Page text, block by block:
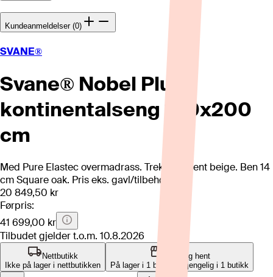
Kundeanmeldelser (0)
SVANE®
Svane® Nobel Plus
kontinentalseng 180x200
cm
Med Pure Elastec overmadrass. Trekk Moment beige. Ben 14
cm Square oak. Pris eks. gavl/tilbehør.
20 849,50 kr
Førpris:
41 699,00 kr
Tilbudet gjelder t.o.m. 10.8.2026
Nettbutikk
Ikke på lager i nettbutikken
Klikk og hent
På lager i 1 butikk
Tilgjengelig i 1 butikk